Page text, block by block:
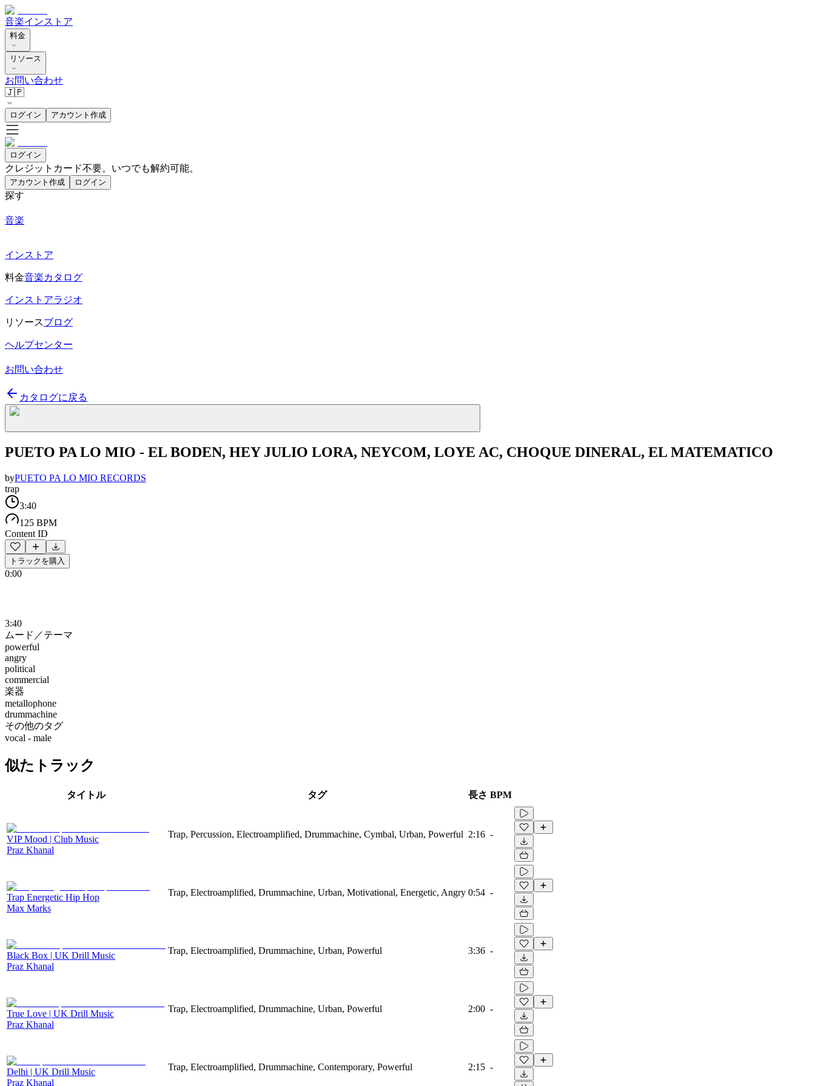
音楽インストア
料金
リソース
お問い合わせ
🇯🇵
ログイン アカウント作成
ログイン
クレジットカード不要。いつでも解約可能。
アカウント作成 ログイン
探す
音楽
インストア
料金音楽カタログ
インストアラジオ
リソースブログ
ヘルプセンター
お問い合わせ
カタログに戻る
PUETO PA LO MIO - EL BODEN, HEY JULIO LORA, NEYCOM, LOYE AC, CHOQUE DINERAL, EL MATEMATICO
byPUETO PA LO MIO RECORDS
trap
3:40
125 BPM
Content ID
トラックを購入
0:00
3:40
ムード／テーマ
powerful
angry
political
commercial
楽器
metallophone
drummachine
その他のタグ
vocal - male
似たトラック
タイトル タグ 長さ BPM
VIP Mood | Club Music
Praz Khanal
Trap, Percussion, Electroamplified, Drummachine, Cymbal, Urban, Powerful 2:16 -
Trap Energetic Hip Hop
Max Marks
Trap, Electroamplified, Drummachine, Urban, Motivational, Energetic, Angry 0:54 -
Black Box | UK Drill Music
Praz Khanal
Trap, Electroamplified, Drummachine, Urban, Powerful 3:36 -
True Love | UK Drill Music
Praz Khanal
Trap, Electroamplified, Drummachine, Urban, Powerful 2:00 -
Delhi | UK Drill Music
Praz Khanal
Trap, Electroamplified, Drummachine, Contemporary, Powerful 2:15 -